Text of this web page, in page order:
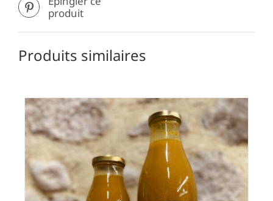
produit
Produits similaires